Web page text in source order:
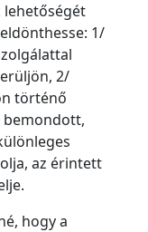
lehetőségét
1/
2/
történő
bemondott,
az érintett
hogy a